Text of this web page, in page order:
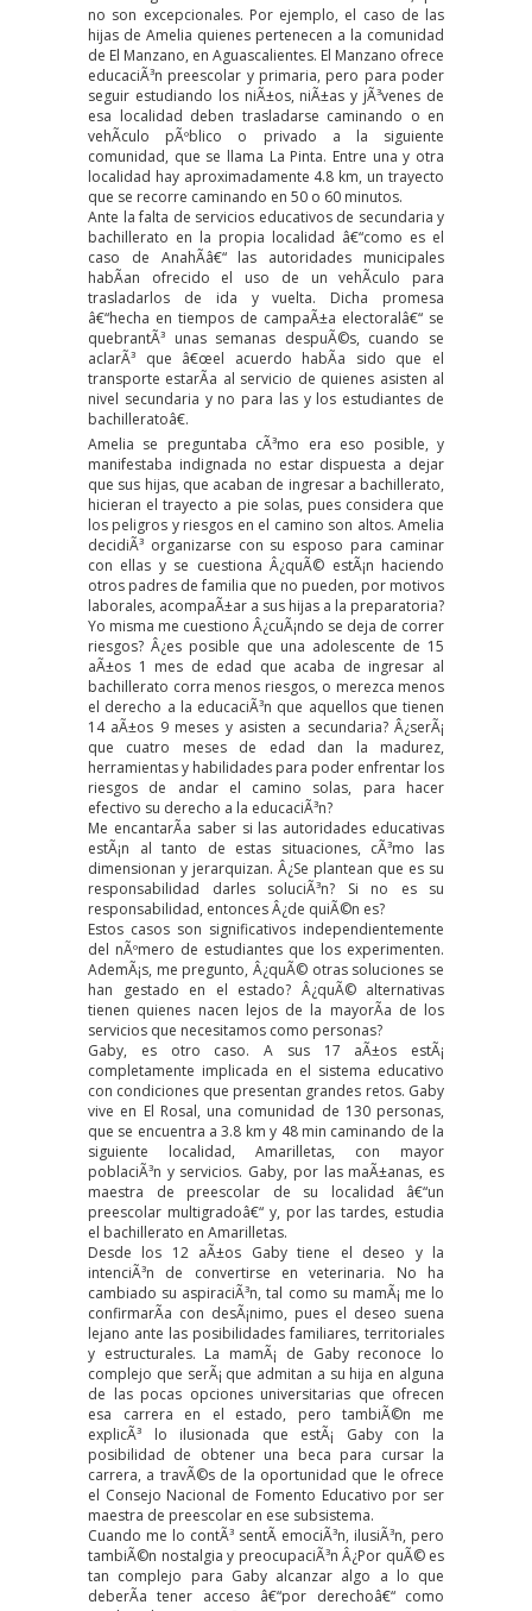
no son excepcionales. Por ejemplo, el caso de las
hijas de Amelia quienes pertenecen a la comunidad
de El Manzano, en Aguascalientes. El Manzano ofrece
educaciÃ³n preescolar y primaria, pero para poder
seguir estudiando los niÃ±os, niÃ±as y jÃ³venes de
esa localidad deben trasladarse caminando o en
vehÃ­culo pÃºblico o privado a la siguiente
comunidad, que se llama La Pinta. Entre una y otra
localidad hay aproximadamente 4.8 km, un trayecto
que se recorre caminando en 50 o 60 minutos.
Ante la falta de servicios educativos de secundaria y
bachillerato en la propia localidad â€“como es el
caso de AnahÃ­â€“ las autoridades municipales
habÃ­an ofrecido el uso de un vehÃ­culo para
trasladarlos de ida y vuelta. Dicha promesa
â€“hecha en tiempos de campaÃ±a electoralâ€“ se
quebrantÃ³ unas semanas despuÃ©s, cuando se
aclarÃ³ que â€œel acuerdo habÃ­a sido que el
transporte estarÃ­a al servicio de quienes asisten al
nivel secundaria y no para las y los estudiantes de
bachilleratoâ€.
Amelia se preguntaba cÃ³mo era eso posible, y
manifestaba indignada no estar dispuesta a dejar
que sus hijas, que acaban de ingresar a bachillerato,
hicieran el trayecto a pie solas, pues considera que
los peligros y riesgos en el camino son altos. Amelia
decidiÃ³ organizarse con su esposo para caminar
con ellas y se cuestiona Â¿quÃ© estÃ¡n haciendo
otros padres de familia que no pueden, por motivos
laborales, acompaÃ±ar a sus hijas a la preparatoria?
Yo misma me cuestiono Â¿cuÃ¡ndo se deja de correr
riesgos? Â¿es posible que una adolescente de 15
aÃ±os 1 mes de edad que acaba de ingresar al
bachillerato corra menos riesgos, o merezca menos
el derecho a la educaciÃ³n que aquellos que tienen
14 aÃ±os 9 meses y asisten a secundaria? Â¿serÃ¡
que cuatro meses de edad dan la madurez,
herramientas y habilidades para poder enfrentar los
riesgos de andar el camino solas, para hacer
efectivo su derecho a la educaciÃ³n?
Me encantarÃ­a saber si las autoridades educativas
estÃ¡n al tanto de estas situaciones, cÃ³mo las
dimensionan y jerarquizan. Â¿Se plantean que es su
responsabilidad darles soluciÃ³n? Si no es su
responsabilidad, entonces Â¿de quiÃ©n es?
Estos casos son significativos independientemente
del nÃºmero de estudiantes que los experimenten.
AdemÃ¡s, me pregunto, Â¿quÃ© otras soluciones se
han gestado en el estado? Â¿quÃ© alternativas
tienen quienes nacen lejos de la mayorÃ­a de los
servicios que necesitamos como personas?
Gaby, es otro caso. A sus 17 aÃ±os estÃ¡
completamente implicada en el sistema educativo
con condiciones que presentan grandes retos. Gaby
vive en El Rosal, una comunidad de 130 personas,
que se encuentra a 3.8 km y 48 min caminando de la
siguiente localidad, Amarilletas, con mayor
poblaciÃ³n y servicios. Gaby, por las maÃ±anas, es
maestra de preescolar de su localidad â€“un
preescolar multigradoâ€“ y, por las tardes, estudia
el bachillerato en Amarilletas.
Desde los 12 aÃ±os Gaby tiene el deseo y la
intenciÃ³n de convertirse en veterinaria. No ha
cambiado su aspiraciÃ³n, tal como su mamÃ¡ me lo
confirmarÃ­a con desÃ¡nimo, pues el deseo suena
lejano ante las posibilidades familiares, territoriales
y estructurales. La mamÃ¡ de Gaby reconoce lo
complejo que serÃ¡ que admitan a su hija en alguna
de las pocas opciones universitarias que ofrecen
esa carrera en el estado, pero tambiÃ©n me
explicÃ³ lo ilusionada que estÃ¡ Gaby con la
posibilidad de obtener una beca para cursar la
carrera, a travÃ©s de la oportunidad que le ofrece
el Consejo Nacional de Fomento Educativo por ser
maestra de preescolar en ese subsistema.
Cuando me lo contÃ³ sentÃ­ emociÃ³n, ilusiÃ³n, pero
tambiÃ©n nostalgia y preocupaciÃ³n Â¿Por quÃ© es
tan complejo para Gaby alcanzar algo a lo que
deberÃ­a tener acceso â€“por derechoâ€“ como